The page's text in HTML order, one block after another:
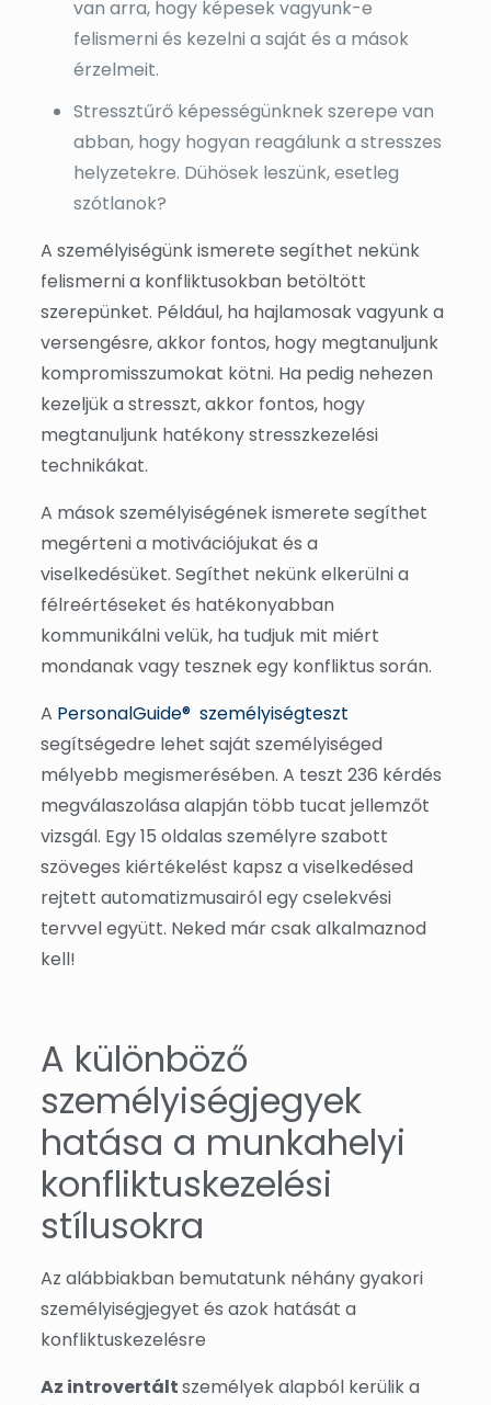
van arra, hogy képesek vagyunk-e
felismerni és kezelni a saját és a mások
érzelmeit.
Stressztűrő képességünknek szerepe van
abban, hogy hogyan reagálunk a stresszes
helyzetekre. Dühösek leszünk, esetleg
szótlanok?
A személyiségünk ismerete segíthet nekünk
felismerni a konfliktusokban betöltött
szerepünket. Például, ha hajlamosak vagyunk a
versengésre, akkor fontos, hogy megtanuljunk
kompromisszumokat kötni. Ha pedig nehezen
kezeljük a stresszt, akkor fontos, hogy
megtanuljunk hatékony stresszkezelési
technikákat.
A mások személyiségének ismerete segíthet
megérteni a motivációjukat és a
viselkedésüket. Segíthet nekünk elkerülni a
félreértéseket és hatékonyabban
kommunikálni velük, ha tudjuk mit miért
mondanak vagy tesznek egy konfliktus során.
A PersonalGuide® személyiségteszt
segítségedre lehet saját személyiséged
mélyebb megismerésében. A teszt 236 kérdés
megválaszolása alapján több tucat jellemzőt
vizsgál. Egy 15 oldalas személyre szabott
szöveges kiértékelést kapsz a viselkedésed
rejtett automatizmusairól egy cselekvési
tervvel együtt. Neked már csak alkalmaznod
kell!
A különböző
személyiségjegyek
hatása a munkahelyi
konfliktuskezelési
stílusokra
Az alábbiakban bemutatunk néhány gyakori
személyiségjegyet és azok hatását a
konfliktuskezelésre
Az introvertáltszemélyek alapból kerülik a